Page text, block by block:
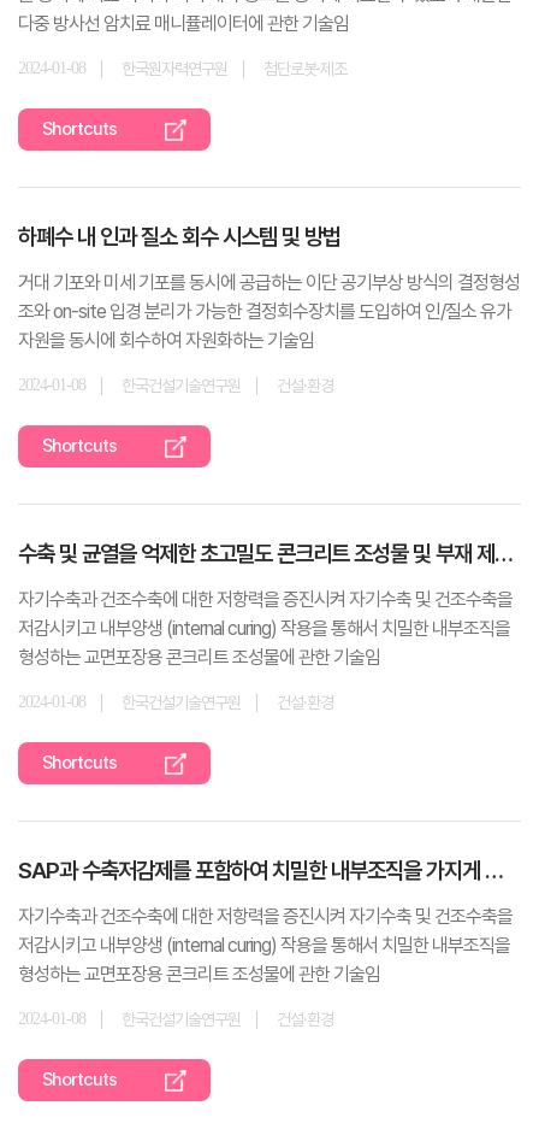
다중 방사선 암치료 매니퓰레이터에 관한 기술임
2024-01-08 한국원자력연구원 첨단로봇·제조
Shortcuts
하폐수 내 인과 질소 회수 시스템 및 방법
거대 기포와 미세 기포를 동시에 공급하는 이단 공기부상 방식의 결정형성
조와 on-site 입경 분리가 가능한 결정회수장치를 도입하여 인/질소 유가
자원을 동시에 회수하여 자원화하는 기술임
2024-01-08 한국건설기술연구원 건설·환경
Shortcuts
수축 및 균열을 억제한 초고밀도 콘크리트 조성물 및 부재 제작 방법
자기수축과 건조수축에 대한 저항력을 증진시켜 자기수축 및 건조수축을
저감시키고 내부양생 (internal curing) 작용을 통해서 치밀한 내부조직을
형성하는 교면포장용 콘크리트 조성물에 관한 기술임
2024-01-08 한국건설기술연구원 건설·환경
Shortcuts
SAP과 수축저감제를 포함하여 치밀한 내부조직을 가지게 하는 교면포장용 콘크리트 조성물
자기수축과 건조수축에 대한 저항력을 증진시켜 자기수축 및 건조수축을
저감시키고 내부양생 (internal curing) 작용을 통해서 치밀한 내부조직을
형성하는 교면포장용 콘크리트 조성물에 관한 기술임
2024-01-08 한국건설기술연구원 건설·환경
Shortcuts